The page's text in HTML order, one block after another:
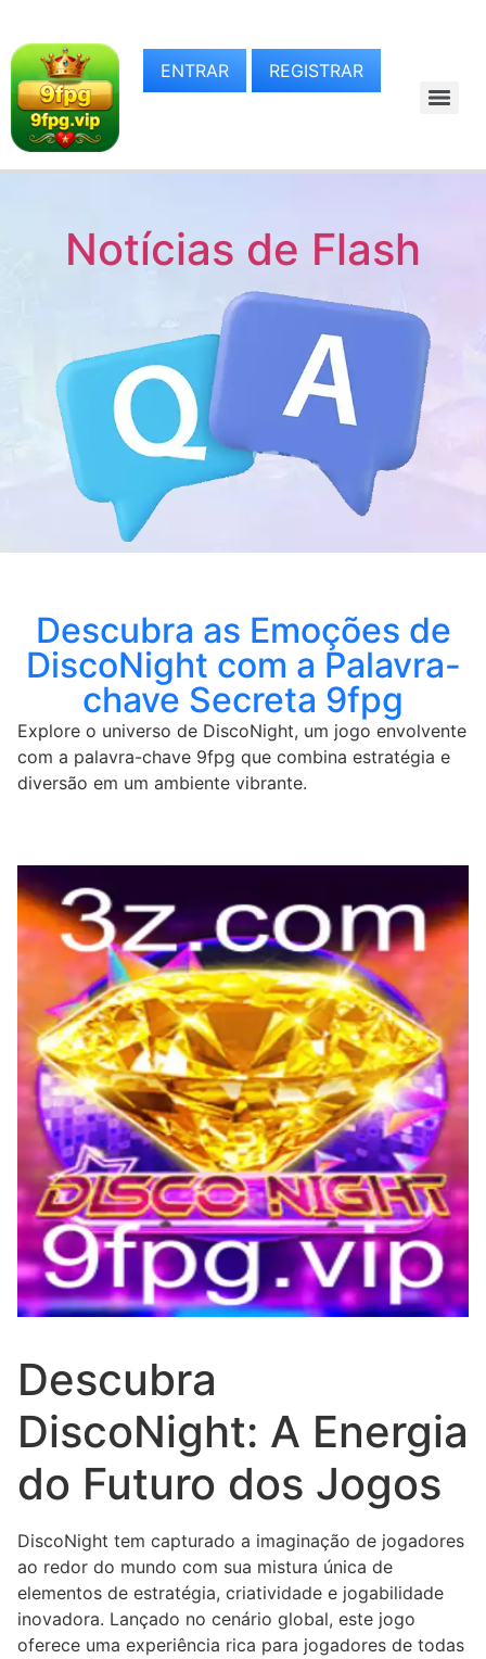
ENTRAR REGISTRAR
Notícias de Flash
Descubra as Emoções de
DiscoNight com a Palavra-
chave Secreta 9fpg
Explore o universo de DiscoNight, um jogo envolvente
com a palavra-chave 9fpg que combina estratégia e
diversão em um ambiente vibrante.
Descubra
DiscoNight: A Energia
do Futuro dos Jogos
DiscoNight tem capturado a imaginação de jogadores
ao redor do mundo com sua mistura única de
elementos de estratégia, criatividade e jogabilidade
inovadora. Lançado no cenário global, este jogo
oferece uma experiência rica para jogadores de todas